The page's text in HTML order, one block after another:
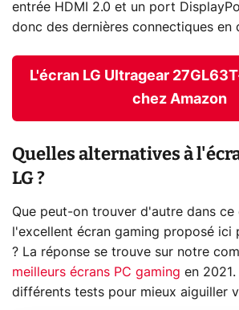
entrée HDMI 2.0 et un port
donc des dernières connectiques en
L'écran LG Ultragear
chez Amazon
Quelles alternatives à
LG ?
Que peut-on trouver d'autre dans ce
l'excellent écran gaming proposé ici
? La réponse se trouve sur notre
meilleurs écrans PC gaming en
différents tests pour mieux aiguiller